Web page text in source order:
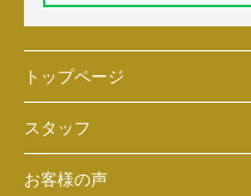
トップページ
スタッフ
お客様の声